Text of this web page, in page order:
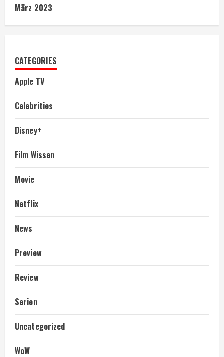
März 2023
CATEGORIES
Apple TV
Celebrities
Disney+
Film Wissen
Movie
Netflix
News
Preview
Review
Serien
Uncategorized
WoW